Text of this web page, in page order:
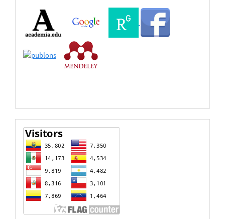
Buscadores
Bases
de
Datos
estadisticas